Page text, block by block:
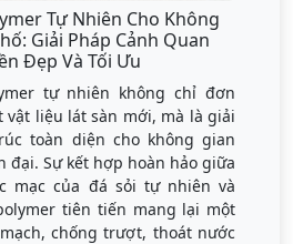
Tự Nhiên Cho Không
Giải Pháp Cảnh Quan
Đẹp Và Tối Ưu
tự nhiên không chỉ đơn
vật liệu lát sàn mới, mà là giải
toàn diện cho không gian
đại. Sự kết hợp hoàn hảo giữa
mạc của đá sỏi tự nhiên và
tiên tiến mang lại một
chống trượt, thoát nước